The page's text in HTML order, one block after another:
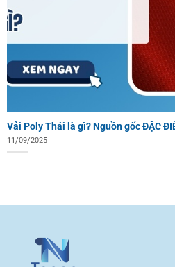
Vải Poly Thái là gì? Nguồn gốc ĐẶC
11/09/2025